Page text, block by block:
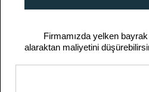
Firmamızda yelken bayrak
alaraktan maliyetini